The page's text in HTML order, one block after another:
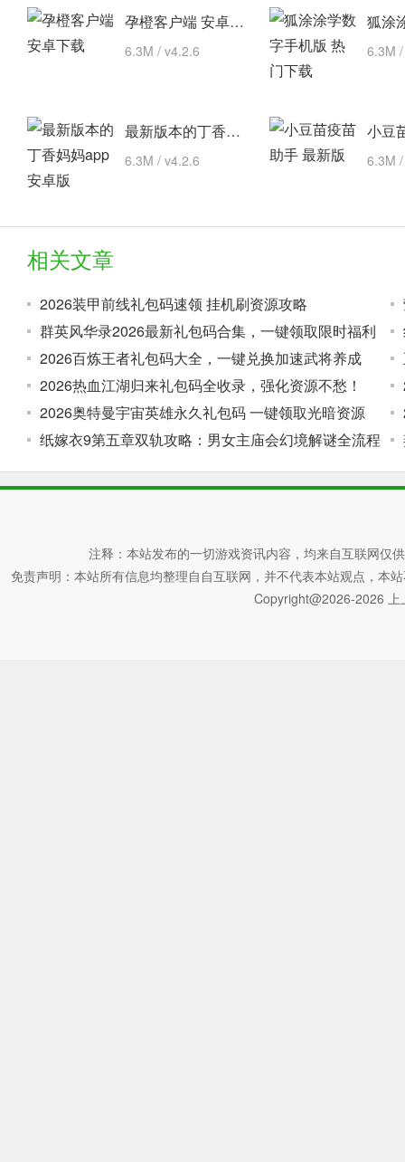
孕橙客户端 安卓下载
6.3M / v4.2.6 6.3M
最新版本的丁香妈妈app 安卓版
6.3M / v4.2.6 6.3M
相关文章
2026装甲前线礼包码速领 挂机刷资源攻略
群英风华录2026最新礼包码合集，一键领取限时福利
2026百炼王者礼包码大全，一键兑换加速武将养成
2026热血江湖归来礼包码全收录，强化资源不愁！
2026奥特曼宇宙英雄永久礼包码 一键领取光暗资源
纸嫁衣9第五章双轨攻略：男女主庙会幻境解谜全流程
注释：本站发布的一切游戏资讯内容，均来自互联网仅
免责声明：本站所有信息均整理自自互联网，并不代表本站观点，本
Copyright@2026-2026